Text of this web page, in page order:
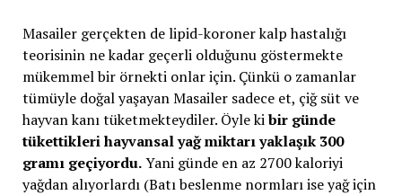
Masailer gerçekten de lipid-koroner kalp hastalığı
teorisinin ne kadar geçerli olduğunu göstermekte
mükemmel bir örnekti onlar için. Çünkü o zamanlar
tümüyle doğal yaşayan Masailer sadece et, çiğ süt ve
hayvan kanı tüketmekteydiler. Öyle kibir günde
tükettikleri hayvansal yağ miktarı yaklaşık 300
gramı geçiyordu.Yani günde en az 2700 kaloriyi
yağdan alıyorlardı (Batı beslenme normları ise yağ için